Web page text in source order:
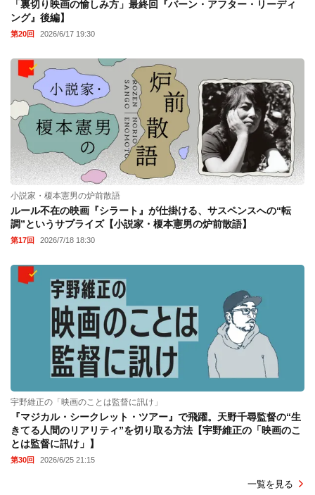
「裏切り映画の愉しみ方」最終回『バーン・アフター・リーディ
ング』後編】
第20回 2026/6/17 19:30
小説家・榎本憲男の炉前散語
ルール不在の映画『シラート』が仕掛ける、サスペンスへの“転
調”というサプライズ【小説家・榎本憲男の炉前散語】
第17回 2026/7/18 18:30
宇野維正の「映画のことは監督に訊け」
『マジカル・シークレット・ツアー』で飛躍。天野千尋監督の“生
きてる人間のリアリティ”を切り取る方法【宇野維正の「映画のこ
とは監督に訊け」】
第30回 2026/6/25 21:15
一覧を見る